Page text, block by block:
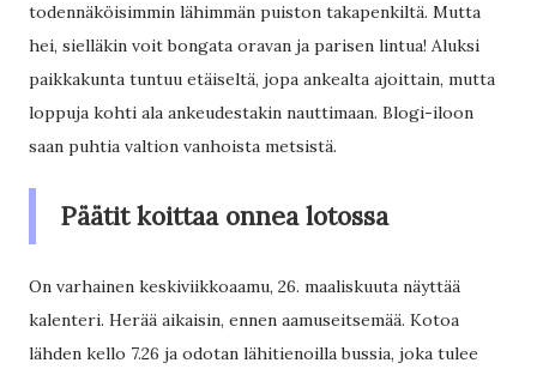
todennäköisimmin lähimmän puiston takapenkiltä. Mutta
hei, sielläkin voit bongata oravan ja parisen lintua! Aluksi
paikkakunta tuntuu etäiseltä, jopa ankealta ajoittain, mutta
loppuja kohti ala ankeudestakin nauttimaan. Blogi-iloon
saan puhtia valtion vanhoista metsistä.
Päätit koittaa onnea lotossa
On varhainen keskiviikkoaamu, 26. maaliskuuta näyttää
kalenteri. Herää aikaisin, ennen aamuseitsemää. Kotoa
lähden kello 7.26 ja odotan lähitienoilla bussia, joka tulee